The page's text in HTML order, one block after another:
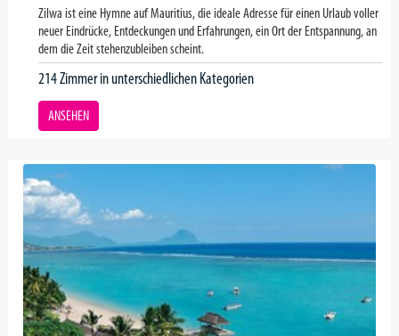
Zilwa ist eine Hymne auf Mauritius, die ideale Adresse für einen Urlaub voller
neuer Eindrücke, Entdeckungen und Erfahrungen, ein Ort der Entspannung, an
dem die Zeit stehenzubleiben scheint.
214 Zimmer in unterschiedlichen Kategorien
ANSEHEN